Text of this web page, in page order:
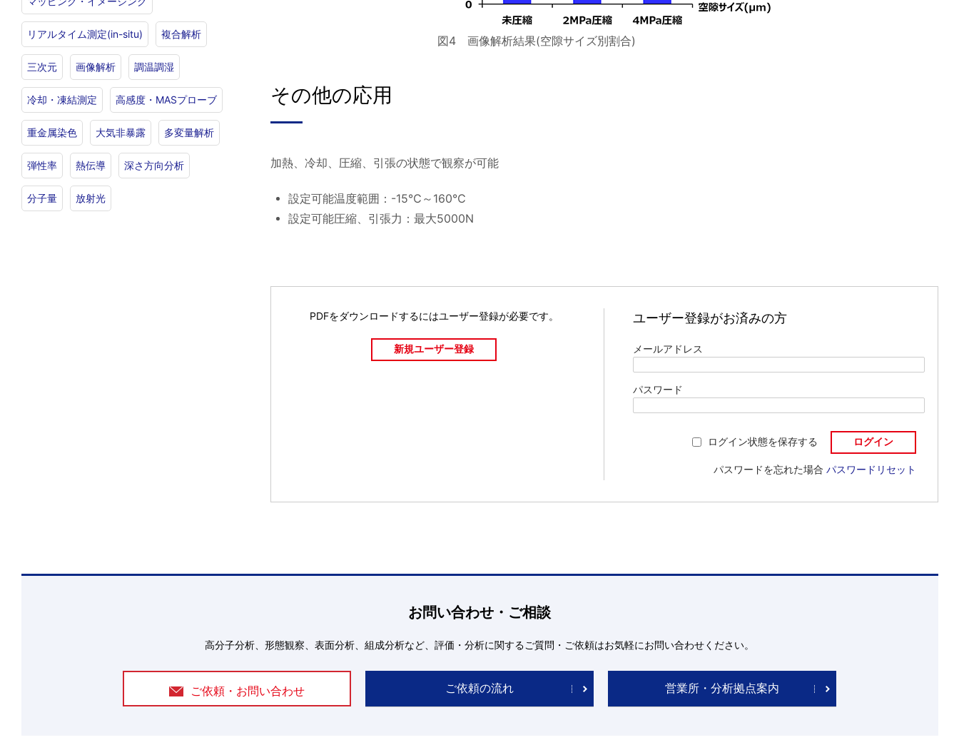
図4 画像解析結果(空隙サイズ別割合)
その他の応用
加熱、冷却、圧縮、引張の状態で観察が可能
設定可能温度範囲：-15℃～160℃
設定可能圧縮、引張力：最大5000N
ユーザー登録がお済みの方
メールアドレス
パスワード
ログイン状態を保存する
パスワードを忘れた場合 パスワードリセット
PDFをダウンロードするにはユーザー登録が必要です。
リアルタイム測定(in-situ) 複合解析
三次元 画像解析 調温調湿
冷却・凍結測定 高感度・MASプローブ
重金属染色 大気非暴露 多変量解析
弾性率 熱伝導 深さ方向分析
分子量 放射光
お問い合わせ・ご相談
高分子分析、形態観察、表面分析、組成分析など、評価・分析に関するご質問・ご依頼はお気軽にお問い合わせください。
ご依頼・お問い合わせ ご依頼の流れ 営業所・分析拠点案内